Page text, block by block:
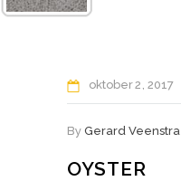
oktober2 2017
By Gerard Veenstra
OYSTER